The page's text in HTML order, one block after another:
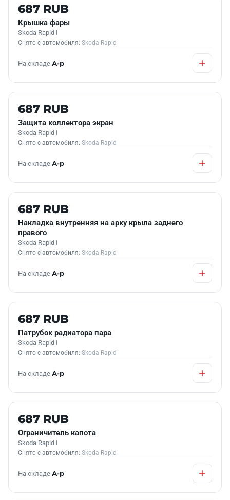
Б/У В НАЛИЧИИ
687 RUB
Крышка фары
Skoda Rapid I
Снято с автомобиля: Skoda Rapid
На складе А-р
Б/У В НАЛИЧИИ
687 RUB
Защита коллектора экран
Skoda Rapid I
Снято с автомобиля: Skoda Rapid
На складе А-р
Б/У В НАЛИЧИИ
687 RUB
Накладка внутренняя на арку крыла заднего
правого
Skoda Rapid I
Снято с автомобиля: Skoda Rapid
На складе А-р
Б/У В НАЛИЧИИ
687 RUB
Патрубок радиатора пара
Skoda Rapid I
Снято с автомобиля: Skoda Rapid
На складе А-р
Б/У В НАЛИЧИИ
687 RUB
Ограничитель капота
Skoda Rapid I
Снято с автомобиля: Skoda Rapid
На складе А-р